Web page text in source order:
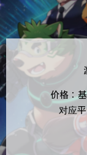
价格：
对应